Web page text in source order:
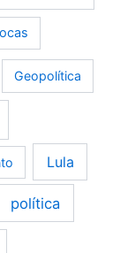
Geopolítica
Lula
política